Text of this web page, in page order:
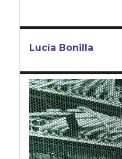
Lucía Bonilla